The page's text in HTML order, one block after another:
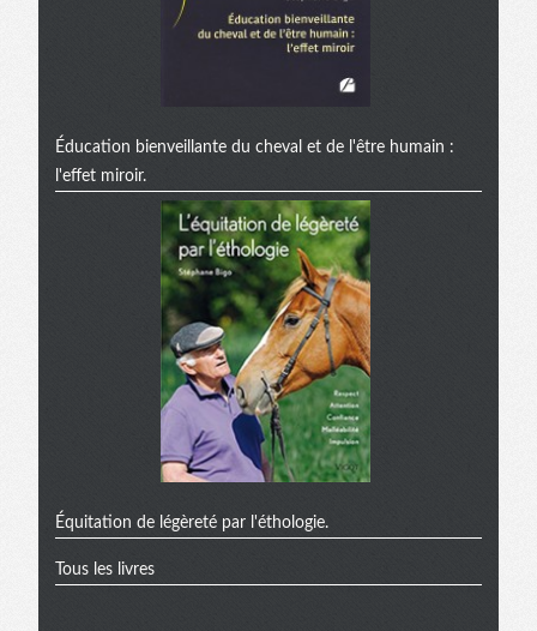
Éducation bienveillante du cheval et de l'être humain :
l'effet miroir.
Équitation de légèreté par l'éthologie.
Tous les livres